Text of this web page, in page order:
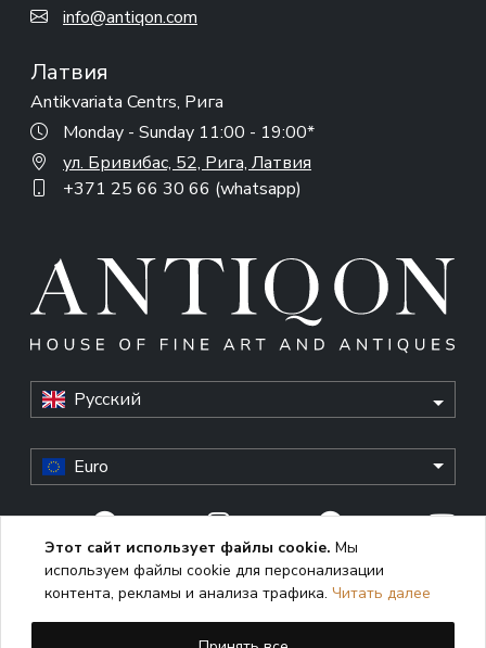
info@antiqon.com
Латвия
Antikvariata Centrs, Рига
Monday - Sunday 11:00 - 19:00*
ул. Бривибас, 52, Рига, Латвия
+371 25 66 30 66 (whatsapp)
Русский
Euro
© Antiqon, 2026. All rights reserved. “Antiqon” and the
Antiqon logo are registered trademarks of Antiqonart.
Unauthorized use is strictly prohibited.
Этот сайт использует файлы cookie. Мы
используем файлы cookie для персонализации
контента, рекламы и анализа трафика. Читать далее